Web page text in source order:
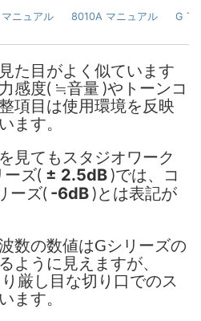
ニュアル 8010A マニュアル G
た目がよく似ています
感度( ≒音量 )やトーンコ
項目は使用環境を反映
ます。
見てもスタジオワーク
ズ( ± 2.5dB)では、コ
ーズ( -6dB)とは表記が
数の数値はGシリーズの
ように見えますが、
厳し目な切り口でのス
ます。